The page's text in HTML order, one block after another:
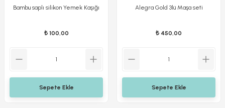
Bambu saplı silikon Yemek Kaşığı
₺ 100,00
Sepete Ekle
Alegra Gold 3lü Maşa seti
₺ 450,00
Sepete Ekle